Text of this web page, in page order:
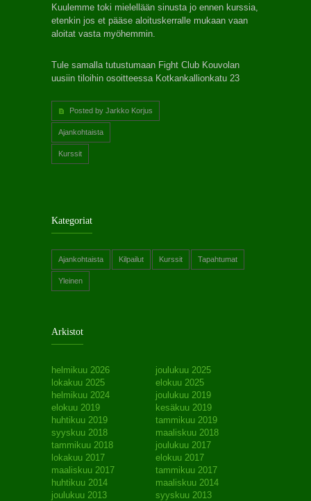
Kuulemme toki mielellään sinusta jo ennen kurssia,
etenkin jos et pääse aloituskerralle mukaan vaan
aloitat vasta myöhemmin.
Tule samalla tutustumaan Fight Club Kouvolan
uusiin tiloihin osoitteessa Kotkankallionkatu 23
Posted by Jarkko Korjus
Ajankohtaista
Kurssit
Kategoriat
Ajankohtaista Kilpailut Kurssit Tapahtumat
Yleinen
Arkistot
helmikuu 2026
joulukuu 2025
lokakuu 2025
elokuu 2025
helmikuu 2024
joulukuu 2019
elokuu 2019
kesäkuu 2019
huhtikuu 2019
tammikuu 2019
syyskuu 2018
maaliskuu 2018
tammikuu 2018
joulukuu 2017
lokakuu 2017
elokuu 2017
maaliskuu 2017
tammikuu 2017
huhtikuu 2014
maaliskuu 2014
joulukuu 2013
syyskuu 2013